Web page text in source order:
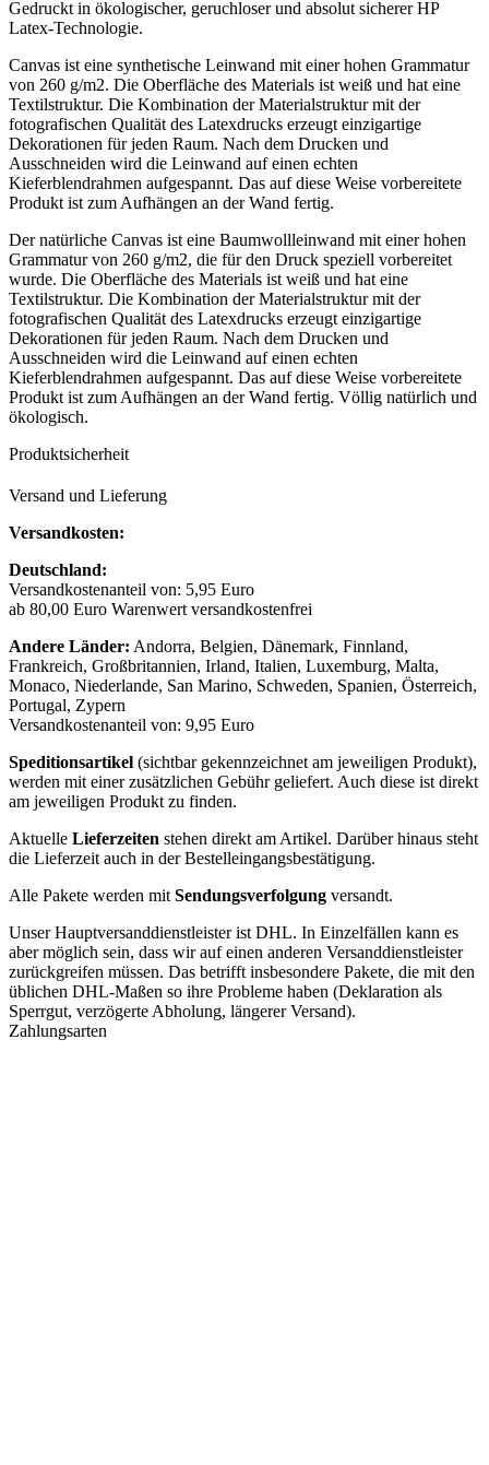
Gedruckt in ökologischer, geruchloser und absolut sicherer HP
Latex-Technologie.
Canvas ist eine synthetische Leinwand mit einer hohen Grammatur
von 260 g/m2. Die Oberfläche des Materials ist weiß und hat eine
Textilstruktur. Die Kombination der Materialstruktur mit der
fotografischen Qualität des Latexdrucks erzeugt einzigartige
Dekorationen für jeden Raum. Nach dem Drucken und
Ausschneiden wird die Leinwand auf einen echten
Kieferblendrahmen aufgespannt. Das auf diese Weise vorbereitete
Produkt ist zum Aufhängen an der Wand fertig.
Der natürliche Canvas ist eine Baumwollleinwand mit einer hohen
Grammatur von 260 g/m2, die für den Druck speziell vorbereitet
wurde. Die Oberfläche des Materials ist weiß und hat eine
Textilstruktur. Die Kombination der Materialstruktur mit der
fotografischen Qualität des Latexdrucks erzeugt einzigartige
Dekorationen für jeden Raum. Nach dem Drucken und
Ausschneiden wird die Leinwand auf einen echten
Kieferblendrahmen aufgespannt. Das auf diese Weise vorbereitete
Produkt ist zum Aufhängen an der Wand fertig. Völlig natürlich und
ökologisch.
Produktsicherheit
Versand und Lieferung
Versandkosten:
Deutschland:
Versandkostenanteil von: 5,95 Euro
ab 80,00 Euro Warenwert versandkostenfrei
Andere Länder: Andorra, Belgien, Dänemark, Finnland,
Frankreich, Großbritannien, Irland, Italien, Luxemburg, Malta,
Monaco, Niederlande, San Marino, Schweden, Spanien, Österreich,
Portugal, Zypern
Versandkostenanteil von: 9,95 Euro
Speditionsartikel (sichtbar gekennzeichnet am jeweiligen Produkt),
werden mit einer zusätzlichen Gebühr geliefert. Auch diese ist direkt
am jeweiligen Produkt zu finden.
Aktuelle Lieferzeiten stehen direkt am Artikel. Darüber hinaus steht
die Lieferzeit auch in der Bestelleingangsbestätigung.
Alle Pakete werden mit Sendungsverfolgung versandt.
Unser Hauptversanddienstleister ist DHL. In Einzelfällen kann es
aber möglich sein, dass wir auf einen anderen Versanddienstleister
zurückgreifen müssen. Das betrifft insbesondere Pakete, die mit den
üblichen DHL-Maßen so ihre Probleme haben (Deklaration als
Sperrgut, verzögerte Abholung, längerer Versand).
Zahlungsarten